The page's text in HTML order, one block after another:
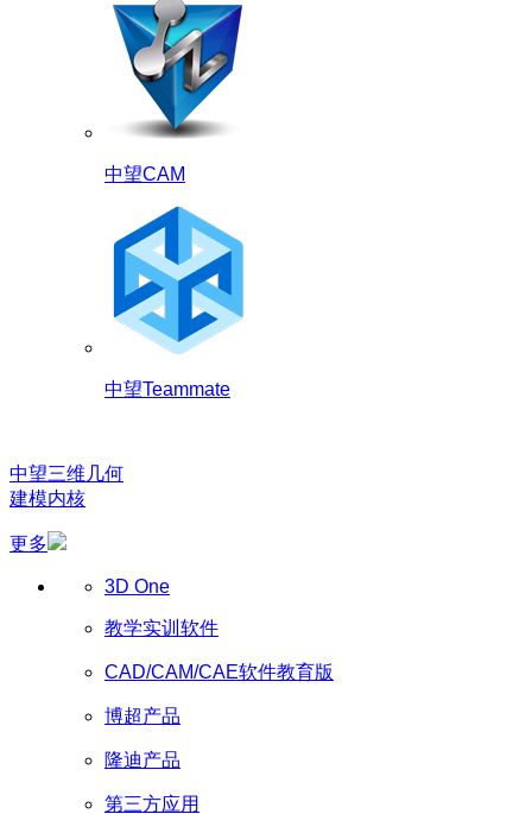
中望CAM
中望Teammate
中望三维几何
建模内核
更多
3D One
教学实训软件
CAD/CAM/CAE软件教育版
博超产品
隆迪产品
第三方应用